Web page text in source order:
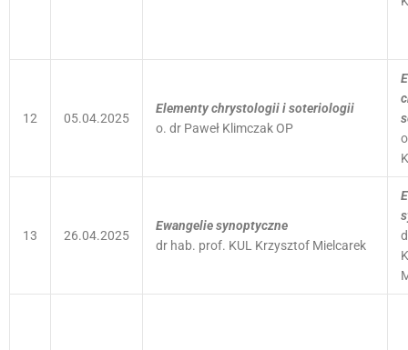
12 05.04.2025
Elementy chrystologii i soteriologii
o. dr Paweł Klimczak OP
13 26.04.2025
Ewangelie synoptyczne
dr hab. prof. KUL Krzysztof Mielcarek